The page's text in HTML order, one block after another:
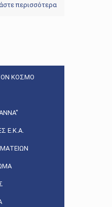
περισσότερα
ΚΟΣΜΟ
Ε.Κ.Α.